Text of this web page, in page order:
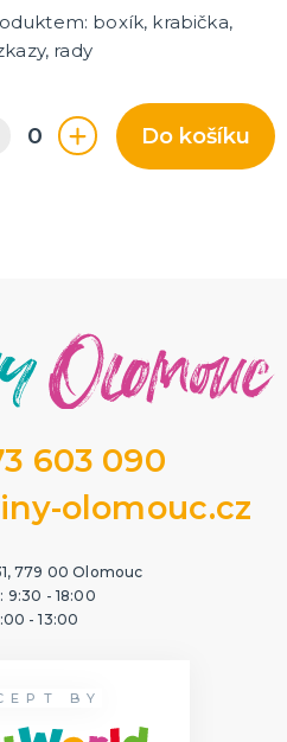
boxík, krabička,
rady
Do košíku
603 090
olomouc.cz
779 00 Olomouc
9:30 - 18:00
- 13:00
BY